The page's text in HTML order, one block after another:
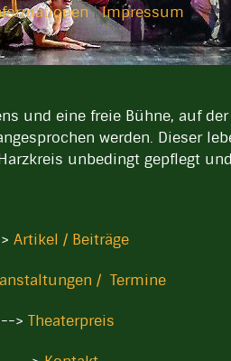
und eine freie Bühne, auf
werden. Dieser
unbedingt gepflegt
Artikel / Beiträge
/ Termine
--> Theaterpreis
|Impressum